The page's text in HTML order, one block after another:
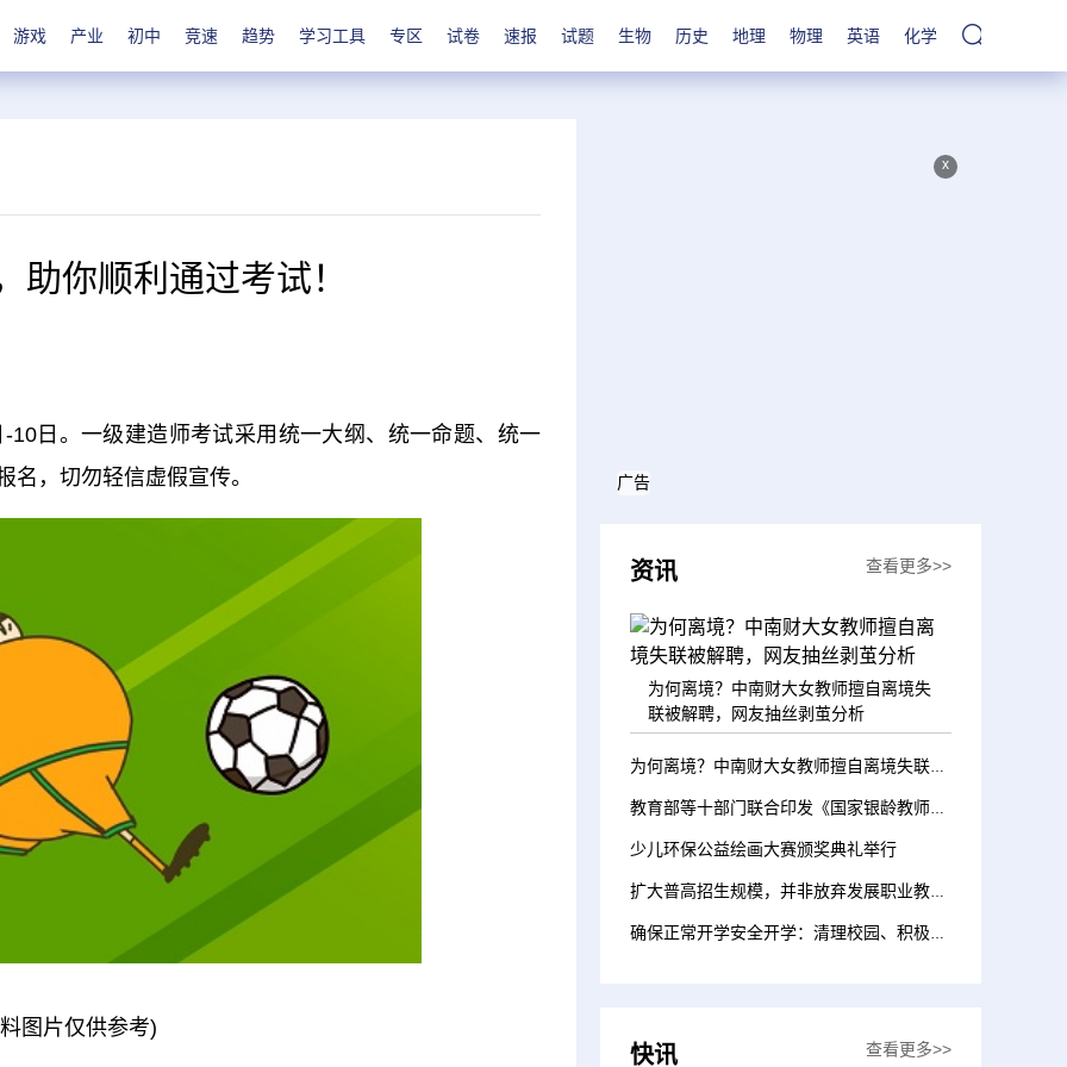
游戏 产业 初中 竞速 趋势 学习工具 专区 试卷 速报 试题 生物 历史 地理 物理 英语 化学
你顺利通过考试！
日。一级建造师考试采用统一大纲、统一命题、统一
，切勿轻信虚假宣传。
图片仅供参考)
x
广告
资讯 查看更多>>
为何离境？中南财大女教师擅自离境失
联被解聘，网友抽丝剥茧分析
为何离境？中南财大女教师擅自离境失联被解聘，网友抽丝剥茧分析
教育部等十部门联合印发《国家银龄教师行动计划》 搭建老有所为平台 助力教育强国建设
少儿环保公益绘画大赛颁奖典礼举行
扩大普高招生规模，并非放弃发展职业教育 | 新京报快评
确保正常开学安全开学：清理校园、积极备课、借址办学，受灾地区全力做好准备
快讯 查看更多>>